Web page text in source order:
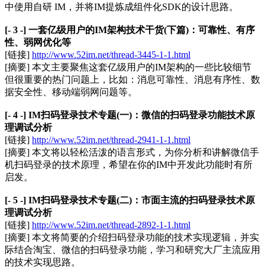
中使用自研 IM，并将IM提炼成组件化SDK的设计思路。
[- 3 -] 一套亿级用户的IM架构技术干货(下篇)：可靠性、有序
性、弱网优化等
[链接] http://www.52im.net/thread-3445-1-1.html
[摘要] 本文主要聚焦这套亿级用户的IM架构的一些比较细节
但很重要的热门问题上，比如：消息可靠性、消息有序性、数
据安全性、移动端弱网问题等。
[- 4 -] IM扫码登录技术专题(一)：微信的扫码登录功能技术原
理调试分析
[链接] http://www.52im.net/thread-2941-1-1.html
[摘要] 本文将以轻松活泼的语言形式，为你分析和讲解微信手
机扫码登录的技术原理，希望在你的IM中开发此功能时有所
启发。
[- 5 -] IM扫码登录技术专题(二)：市面主流的扫码登录技术原
理调试分析
[链接] http://www.52im.net/thread-2892-1-1.html
[摘要] 本文将简要的介绍扫码登录功能的技术实现逻辑，并实
际结合淘宝、微信的扫码登录功能，学习和研究大厂主流应用
的技术实现思路。